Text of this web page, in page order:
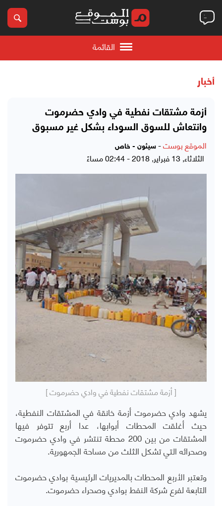
القائمة
أخبار
أزمة مشتقات نفطية في وادي حضرموت
وانتعاش للسوق السوداء بشكل غير مسبوق
الموقع بوست- سيئون - خاص
الثلاثاء, 13 فبراير, 2018 - 02:44 مساءً
[ أزمة مشتقات نفطية في وادي حضرموت ]
يشهد وادي حضرموت أزمة خانقة في المشتقات النفطية،
حيث أغلقت المحطات أبوابها، عدا أربع تتوفر فيها
المشتقات من بين 200 محطة تنتشر في وادي حضرموت
وصحرائه التي تشكل الثلث من مساحة الجمهورية.
وتعتبر الأربع المحطات بالمديريات الرئيسية بوادي حضرموت
التابعة لفرع شركة النفط بوادي وصحراء حضرموت.